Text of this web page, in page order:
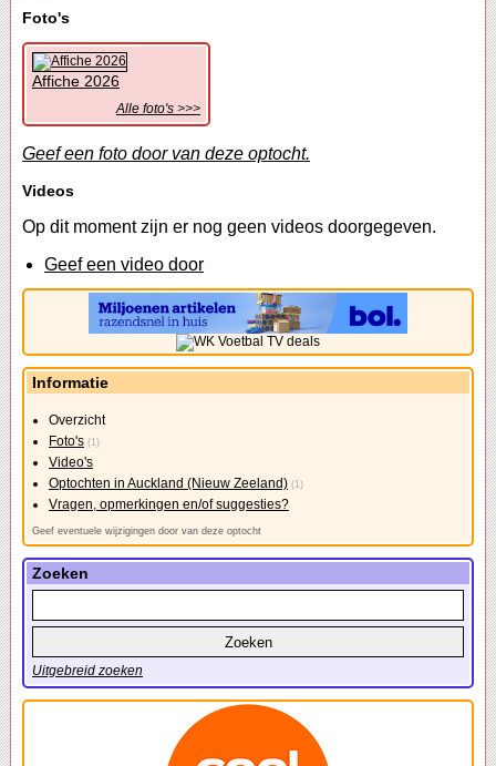
Foto's
Affiche 2026
Alle foto's >>>
Geef een foto door van deze optocht.
Videos
Op dit moment zijn er nog geen videos doorgegeven.
Geef een video door
Informatie
Overzicht
Foto's (1)
Video's
Optochten in Auckland (Nieuw Zeeland) (1)
Vragen, opmerkingen en/of suggesties?
Geef eventuele wijzigingen door van deze optocht
Zoeken
Uitgebreid zoeken